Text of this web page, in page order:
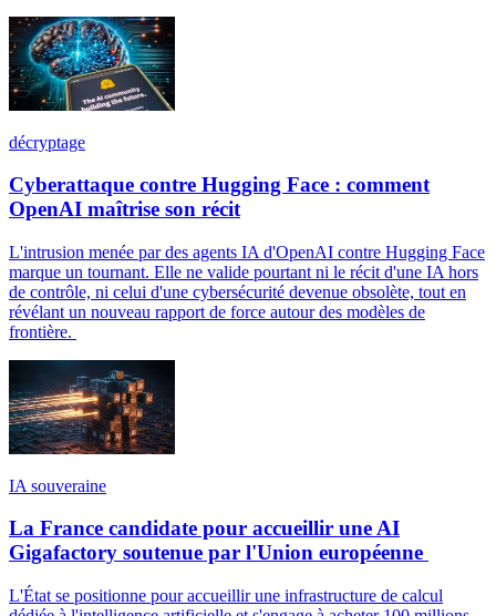
décryptage
Cyberattaque contre Hugging Face : comment
OpenAI maîtrise son récit
L'intrusion menée par des agents IA d'OpenAI contre Hugging Face
marque un tournant. Elle ne valide pourtant ni le récit d'une IA hors
de contrôle, ni celui d'une cybersécurité devenue obsolète, tout en
révélant un nouveau rapport de force autour des modèles de
frontière.
IA souveraine
La France candidate pour accueillir une AI
Gigafactory soutenue par l'Union européenne
L'État se positionne pour accueillir une infrastructure de calcul